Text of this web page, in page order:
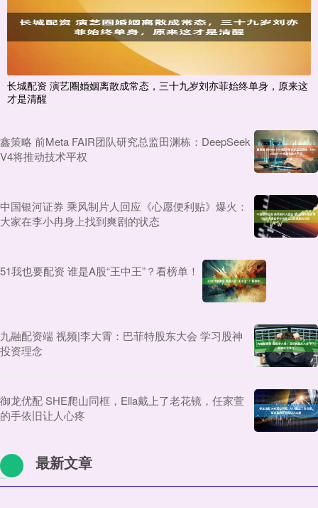
长城配资 演艺圈婚姻离散成常态，三十九岁刘亦菲始终单身，原来这
才是清醒
鑫策略 前Meta FAIR团队研究总监田渊栋：DeepSeek
V4将推动技术平权
中国银河证券 乘风制片人回应《心愿便利贴》爆火：
大家在李小冉身上找到爽剧的状态
51我也要配资 谁是A股“王中王”？看榜单！
九融配资端 视频|李大霄：巴菲特股东大会 学习股神
投资理念
御龙优配 SHE爬山同框，Ella戴上了老花镜，任家萱
的手依旧让人心疼
最新文章